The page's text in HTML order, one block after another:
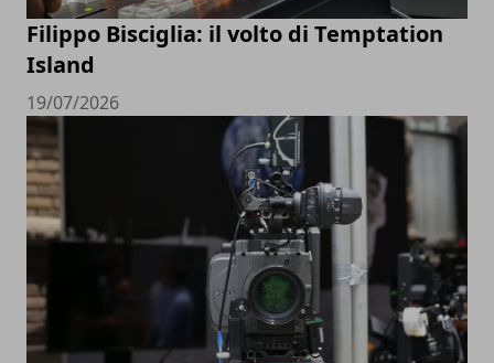
Filippo Bisciglia: il volto di Temptation
Island
19/07/2026